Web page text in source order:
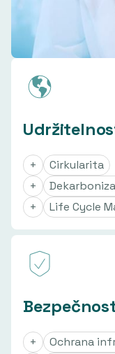
+
Cirkularita
+
+
Life Cycle
+
Ochrana